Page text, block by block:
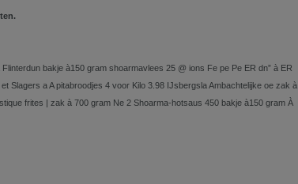
bakje à150 gram shoarmavlees 25 @ ions Fe pe Pe ER dn” à ER
Slagers a A pitabroodjes 4 voor Kilo 3.98 IJsbergsla Ambachtelijke oe zak à
frites | zak à 700 gram Ne 2 Shoarma-hotsaus 450 bakje à150 gram À